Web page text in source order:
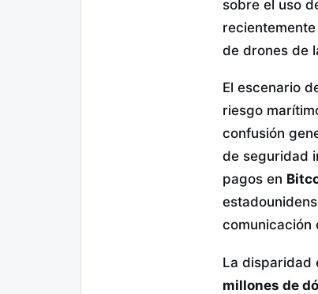
sobre el uso
de drones de
El escenario
riesgo
confusión
de seguridad
pagos en
comunicación
La disparidad
millones de